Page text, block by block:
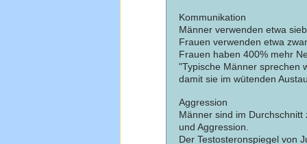
Kommunikation
Männer verwenden etwa
Frauen verwenden etwa
Frauen haben 400% mehr
"Typische Männer sprechen
damit sie im wütenden
Aggression
Männer sind im
und Aggression.
Der Testosteronspiegel von